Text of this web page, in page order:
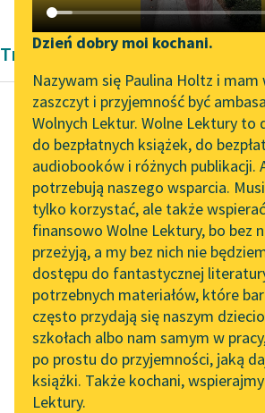
Katalog DAISY
Podkasty o książkach
Zgłoś
Aktualności
„Prokurator Alicja Horn”
do słuchania
Byliśmy częścią AI Impact
Lab
Zapraszamy na spotkanie
online z tłumaczkami
literatury skandynawskiej
Spotkanie z Katarzyną
Tunkiel w Oslo
102. lata temu zmarł
Joseph Conrad
Mapa
API
OAI-
Widget
Dzień dobry moi kochani.
Nazywam się Paulina Holtz i mam
zaszczyt i przyjemność być
Wolnych Lektur. Wolne Lektury to
do bezpłatnych książek, do
audiobooków i różnych publikacji.
potrzebują naszego wsparcia.
tylko korzystać, ale także wspierać
finansowo Wolne Lektury, bo bez
przeżyją, a my bez nich nie
dostępu do fantastycznej
potrzebnych materiałów, które
często przydają się naszym
szkołach albo nam samym w
po prostu do przyjemności, jaką
książki. Także kochani,
Lektury.
Tragedia Gerharta Hauptmanna
Gerhart
Biedny
Wasza
nocy?
Henryk
jest
co bez...